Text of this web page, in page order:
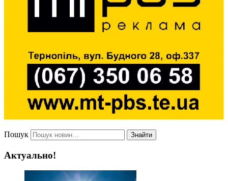
Пошук Знайти
Актуально!